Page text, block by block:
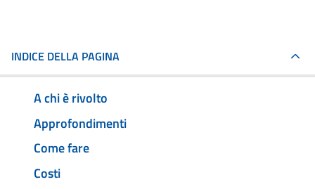
INDICE DELLA PAGINA
A chi è rivolto
Approfondimenti
Come fare
Costi